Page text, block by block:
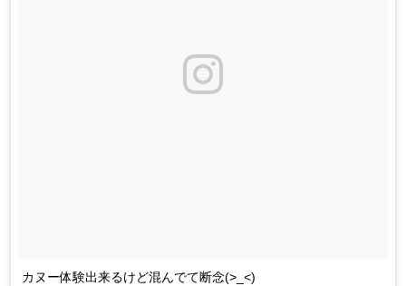
カヌー体験出来るけど混んでて断念(>_<)